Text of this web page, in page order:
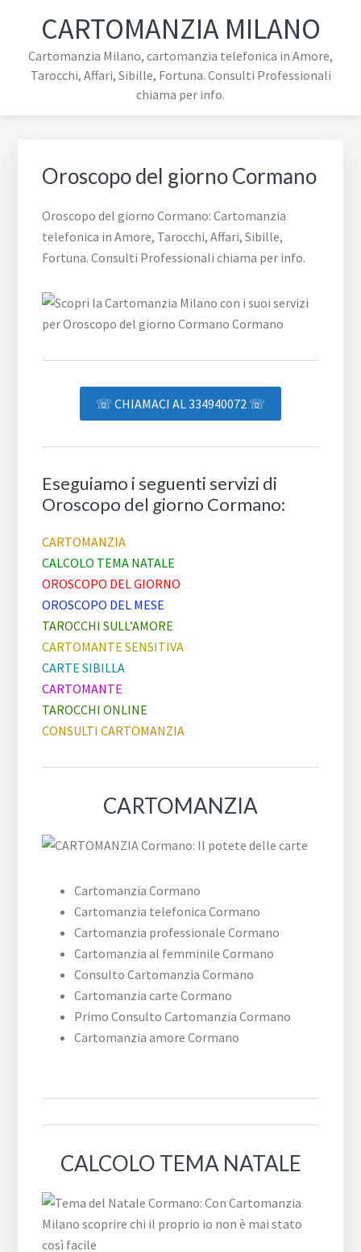
navigazione
primaria
contenuto
principale
footer
navigation
CARTOMANZIA MILANO
Cartomanzia Milano, cartomanzia telefonica in Amore,
Tarocchi, Affari, Sibille, Fortuna. Consulti Professionali
chiama per info.
Oroscopo del giorno Cormano
Oroscopo del giorno Cormano: Cartomanzia
telefonica in Amore, Tarocchi, Affari, Sibille,
Fortuna. Consulti Professionali chiama per info.
☏ CHIAMACI AL 334940072 ☏
Eseguiamo i seguenti servizi di
Oroscopo del giorno Cormano:
CARTOMANZIA
CALCOLO TEMA NATALE
OROSCOPO DEL GIORNO
OROSCOPO DEL MESE
TAROCCHI SULL’AMORE
CARTOMANTE SENSITIVA
CARTE SIBILLA
CARTOMANTE
TAROCCHI ONLINE
CONSULTI CARTOMANZIA
CARTOMANZIA
Cartomanzia Cormano
Cartomanzia telefonica Cormano
Cartomanzia professionale Cormano
Cartomanzia al femminile Cormano
Consulto Cartomanzia Cormano
Cartomanzia carte Cormano
Primo Consulto Cartomanzia Cormano
Cartomanzia amore Cormano
CALCOLO TEMA NATALE